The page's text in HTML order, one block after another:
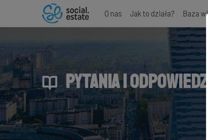
O nas Jak to działa? Baza
PYTANIA I ODPOWIEDZI